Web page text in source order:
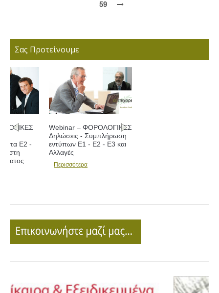
59
Σας Προτείνουμε
Webinar – ΦΟΡΟΛΟΓΙΚΕΣ
Δηλώσεις - Συμπλήρωση
εντύπων Ε1 - Ε2 - Ε3 και
Περισσότερα